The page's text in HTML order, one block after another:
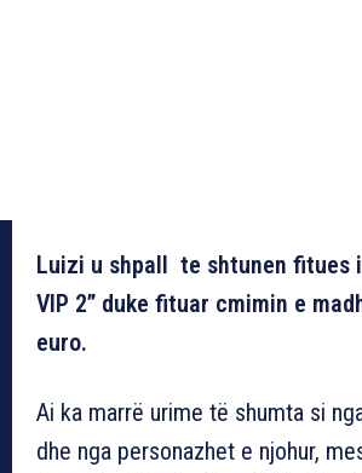
Luizi u shpall te shtunen fitues
VIP 2” duke fituar cmimin e
euro.
Ai ka marrë urime të shumta si
dhe nga personazhet e njohur,